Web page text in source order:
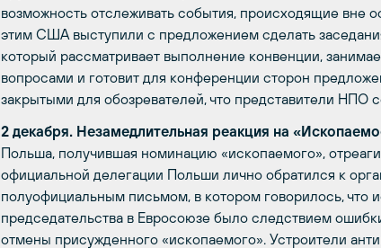
возможность отслеживать события, происходящие вне
этим США выступили с предложением сделать
который рассматривает выполнение конвенции,
вопросами и готовит для конференции сторон
закрытыми для обозревателей, что представители НПО
2 декабря. Незамедлительная реакция на
Польша, получившая номинацию «ископаемого»,
официальной делегации Польши лично обратился к
полуофициальным письмом, в котором говорилось, что
председательства в Евросоюзе было следствием
отмены присужденного «ископаемого». Устроители